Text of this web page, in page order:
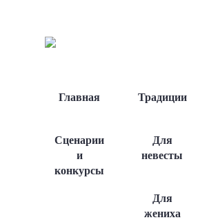
Главная Традиции
Сценарии
и
конкурсы
Для
невесты
Для
жениха